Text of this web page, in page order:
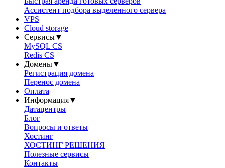
Ассистент подбора выделенного сервера
VPS
Cloud storage
Сервисы▼
MySQL CS
Redis CS
Домены▼
Регистрация домена
Перенос домена
Оплата
Информация▼
Датацентры
Блог
Вопросы и ответы
Хостинг
ХОСТИНГ РЕШЕНИЯ
Полезные сервисы
Контакты